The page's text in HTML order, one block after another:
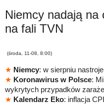
Niemcy nadają
na fali TVN
(środa, 11-08, 8:00)
★ Niemcy: w sierpniu
★ Koronawirus w Polsce:
wykrytych przypadków
★ Kalendarz Eko: inflacja